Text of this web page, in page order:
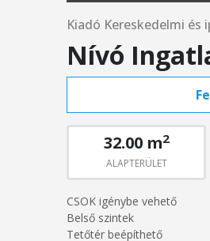
Kiadó Kereskedelmi és
Nívó
32.00 m2
ALAPTERÜLET
CSOK igénybe vehető
Belső szintek
Tetőtér beépíthető